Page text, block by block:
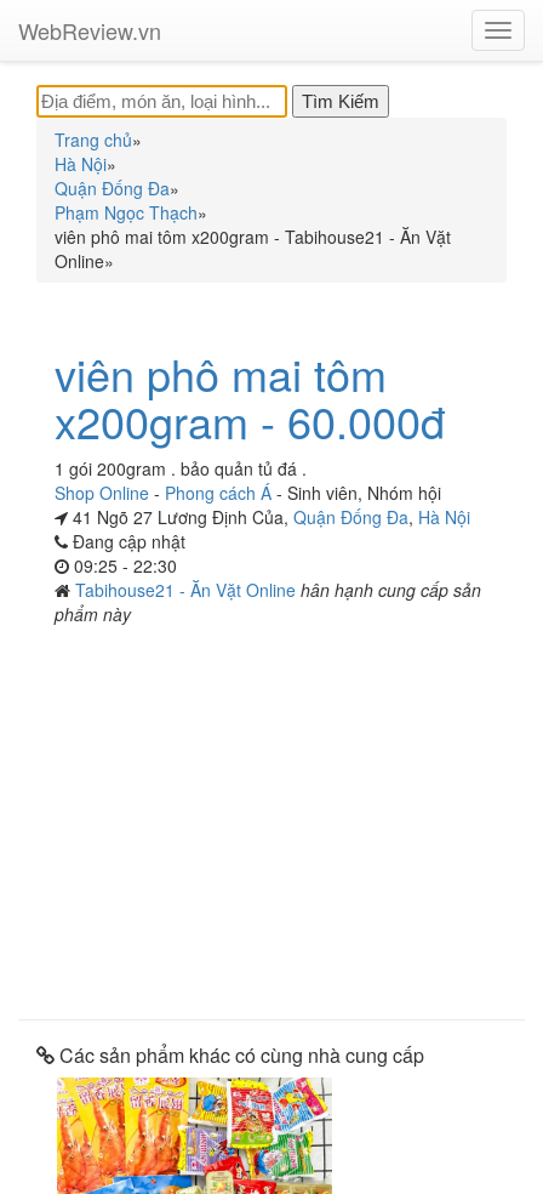
WebReview.vn
Trang chủ»
Hà Nội»
Quận Đống Đa»
Phạm Ngọc Thạch»
viên phô mai tôm x200gram - Tabihouse21 - Ăn Vặt
Online»
viên phô mai tôm
x200gram - 60.000đ
1 gói 200gram . bảo quản tủ đá .
Shop Online - Phong cách Á - Sinh viên, Nhóm hội
41 Ngõ 27 Lương Định Của, Quận Đống Đa, Hà Nội
Đang cập nhật
09:25 - 22:30
Tabihouse21 - Ăn Vặt Online hân hạnh cung cấp sản
phẩm này
Các sản phẩm khác có cùng nhà cung cấp